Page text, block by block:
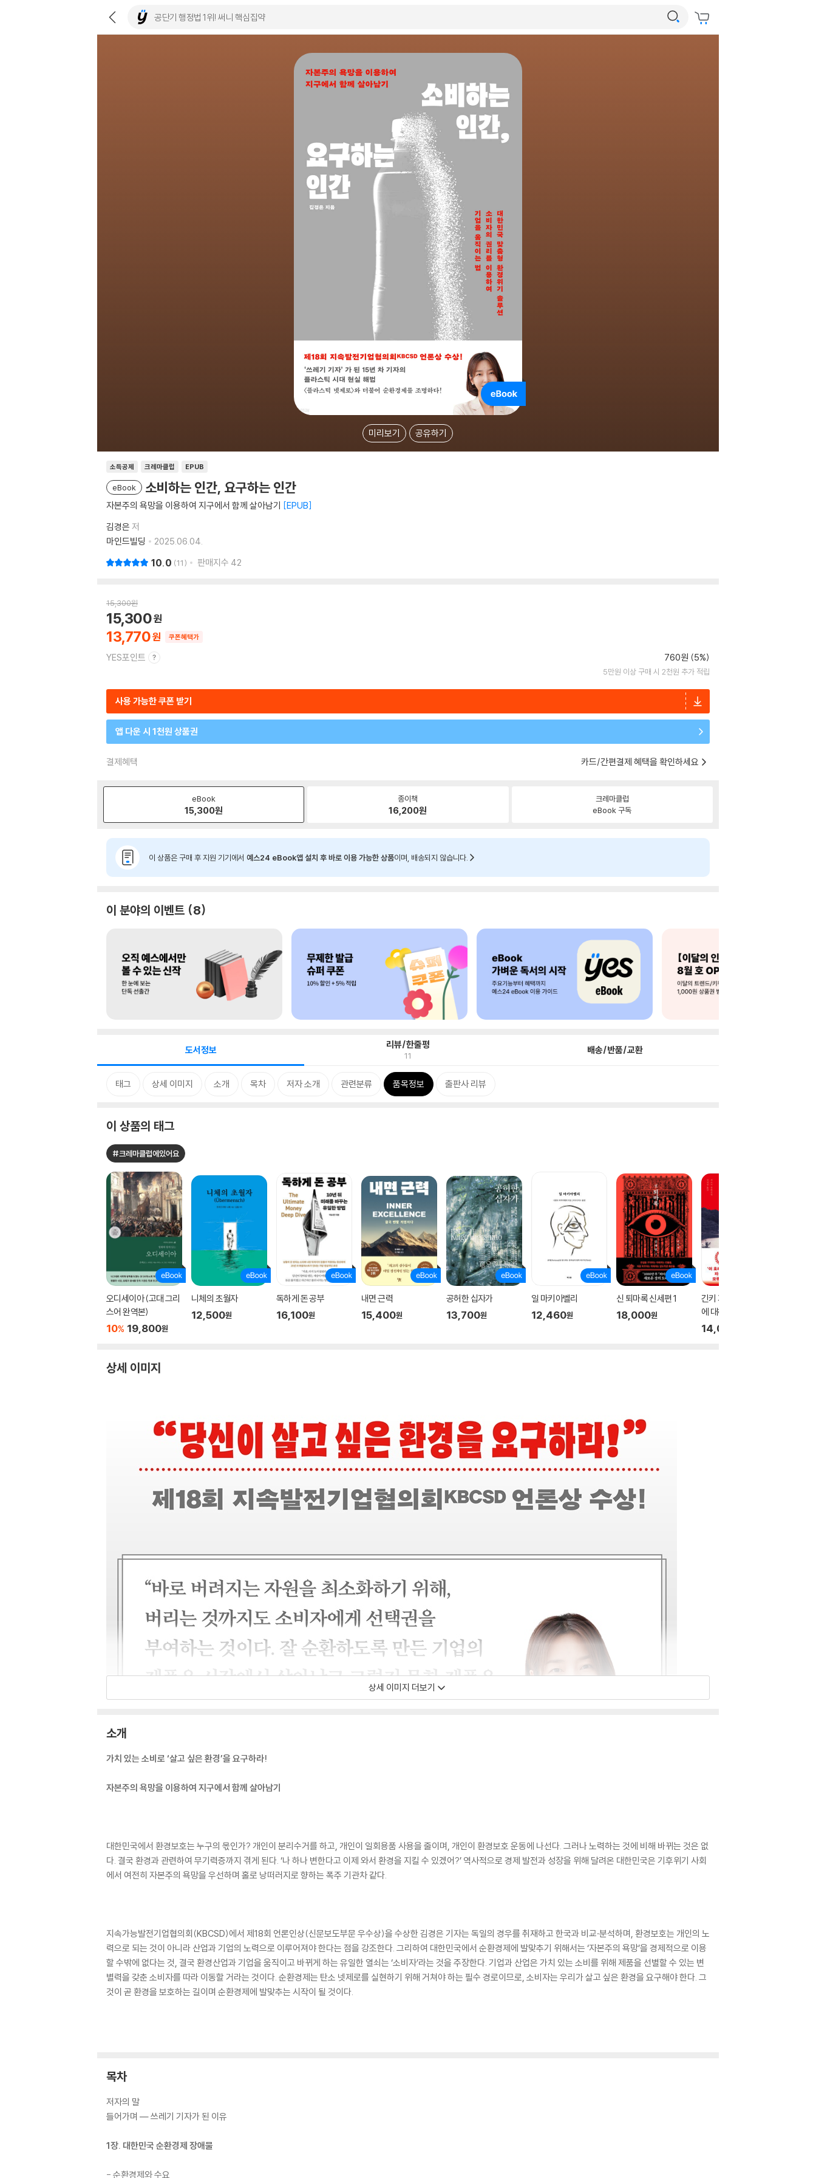
미리보기 공유하기
소득공제 크레마클럽 EPUB
eBook 소비하는 인간, 요구하는 인간
자본주의 욕망을 이용하여 지구에서 함께 살아남기 EPUB
김경은 저
마인드빌딩
2025.06.04.
10.0 11 판매지수 42
15,300원
13,770
15,300
쿠폰혜택가
YES포인트 760원 (5%)
5만원 이상 구매 시 2천원 추가 적립
사용 가능한 쿠폰 받기
앱 다운 시 1천원 상품권
결제혜택 카드/간편결제 혜택을 확인하세요
eBook
15,300원
종이책
16,200원
크레마클럽
eBook 구독
이 상품은 구매 후 지원 기기에서 예스24 eBook앱 설치 후 바로 이용 가능한 상품이며, 배송되지 않습니다.
이 분야의 이벤트 8
도서정보 리뷰/한줄평
11 배송/반품/교환
태그 상세 이미지 소개 목차 저자 소개 관련분류 품목정보 출판사 리뷰
이 상품의 태그
#크레마클럽에있어요
오디세이아 (고대 그리
스어 완역본)
10% 19,800원
니체의 초월자
12,500원
독하게 돈 공부
16,100원
내면 근력
15,400원
공허한 십자가
13,700원
일 마키아벨리
12,460원
신 퇴마록 신세편 1
18,000원
긴키 지방의 어느 장소
에 대하여
14,000
상세 이미지
상세 이미지 더보기
소개
가치 있는 소비로 ‘살고 싶은 환경’을 요구하라!
자본주의 욕망을 이용하여 지구에서 함께 살아남기
대한민국에서 환경보호는 누구의 몫인가? 개인이 분리수거를 하고, 개인이 일회용품 사용을 줄이며, 개인이 환경보호 운동에 나선다. 그러나 노력하는 것에 비해 바뀌는 것은 없
다. 결국 환경과 관련하여 무기력증까지 겪게 된다. ‘나 하나 변한다고 이제 와서 환경을 지킬 수 있겠어?’ 역사적으로 경제 발전과 성장을 위해 달려온 대한민국은 기후위기 사회
에서 여전히 자본주의 욕망을 우선하며 홀로 낭떠러지로 향하는 폭주 기관차 같다.
지속가능발전기업협의회(KBCSD)에서 제18회 언론인상(신문보도부문 우수상)을 수상한 김경은 기자는 독일의 경우를 취재하고 한국과 비교·분석하며, 환경보호는 개인의 노
력으로 되는 것이 아니라 산업과 기업의 노력으로 이루어져야 한다는 점을 강조한다. 그리하여 대한민국에서 순환경제에 발맞추기 위해서는 ‘자본주의 욕망’을 경제적으로 이용
할 수밖에 없다는 것, 결국 환경산업과 기업을 움직이고 바뀌게 하는 유일한 열쇠는 ‘소비자’라는 것을 주장한다. 기업과 산업은 가치 있는 소비를 위해 제품을 선별할 수 있는 변
별력을 갖춘 소비자를 따라 이동할 거라는 것이다. 순환경제는 탄소 넷제로를 실현하기 위해 거쳐야 하는 필수 경로이므로, 소비자는 우리가 살고 싶은 환경을 요구해야 한다. 그
것이 곧 환경을 보호하는 길이며 순환경제에 발맞추는 시작이 될 것이다.
목차
저자의 말
들어가며 ― 쓰레기 기자가 된 이유
1장. 대한민국 순환경제 장애물
- 순환경제와 수요